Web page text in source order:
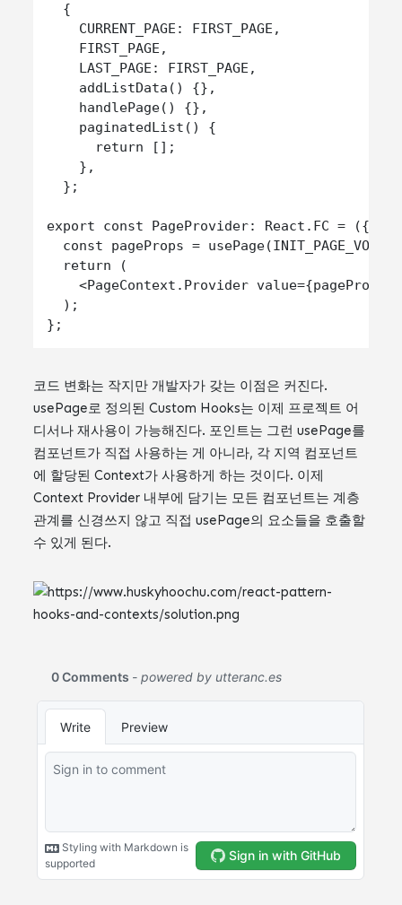
  {
    CURRENT_PAGE: FIRST_PAGE,
    FIRST_PAGE,
    LAST_PAGE: FIRST_PAGE,
    addListData() {},
    handlePage() {},
    paginatedList() {
      return [];
    },
  };
export const PageProvider: React.FC = ({
const pageProps =
  return (
<PageContext.Provider
  );
코드 변화는 작지만 개발자가 갖는 이점은 커진다.
usePage로 정의된 Custom Hooks는 이제 프로젝트 어
디서나 재사용이 가능해진다. 포인트는 그런 usePage를
컴포넌트가 직접 사용하는 게 아니라, 각 지역 컴포넌트
에 할당된 Context가 사용하게 하는 것이다. 이제
Context Provider 내부에 담기는 모든 컴포넌트는 계층
관계를 신경쓰지 않고 직접 usePage의 요소들을 호출할
수 있게 된다.